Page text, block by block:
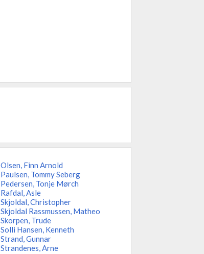
Olsen, Finn Arnold
Paulsen, Tommy Seberg
Pedersen, Tonje Mørch
Rafdal, Asle
Skjoldal, Christopher
Skjoldal Rassmussen, Matheo
Skorpen, Trude
Solli Hansen, Kenneth
Strand, Gunnar
Strandenes, Arne